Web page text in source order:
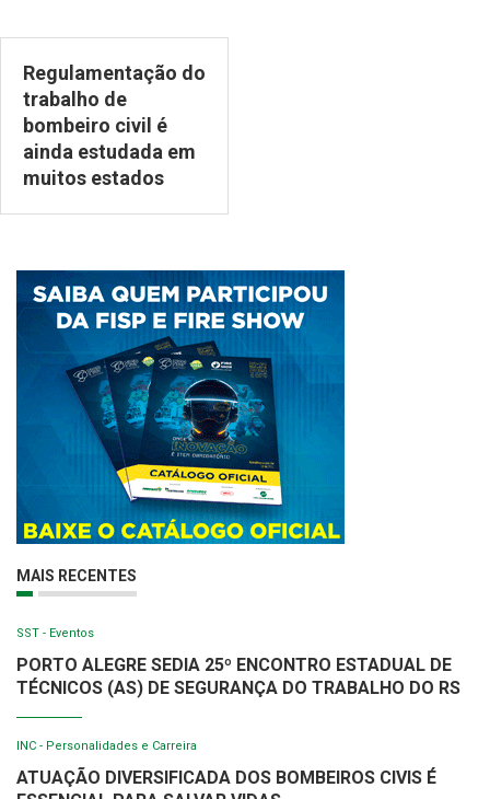
Regulamentação do
trabalho de
bombeiro civil é
ainda estudada em
muitos estados
MAIS RECENTES
SST - Eventos
PORTO ALEGRE SEDIA 25º ENCONTRO ESTADUAL DE
TÉCNICOS (AS) DE SEGURANÇA DO TRABALHO DO RS
INC - Personalidades e Carreira
ATUAÇÃO DIVERSIFICADA DOS BOMBEIROS CIVIS É